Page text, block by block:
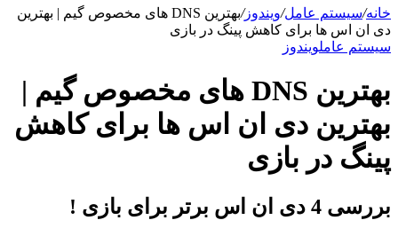
خانه/سیستم عامل/ویندوز/
بهترین DNS های مخصوص گیم | بهترین
دی ان اس ها برای کاهش پینگ در بازی
سیستم عاملویندوز
بهترین DNS های مخصوص گیم |
بهترین دی ان اس ها برای کاهش
پینگ در بازی
بررسی 4 دی ان اس برتر برای بازی !